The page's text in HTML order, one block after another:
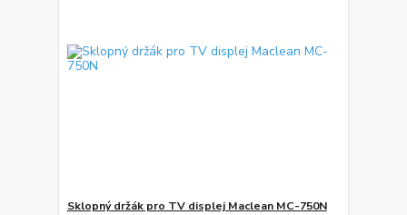
Sklopný držák pro TV displej Maclean MC-750N